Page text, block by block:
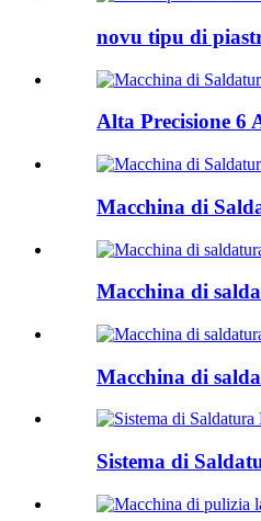
novu tipu di
Alta Precisione 6
Macchina di
Macchina di
Macchina di
Sistema di